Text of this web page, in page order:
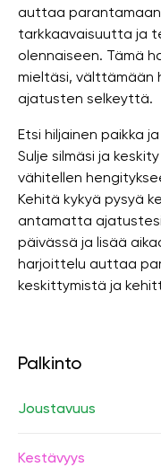
auttaa parantamaan
tarkkaavaisuutta ja
olennaiseen. Tämä
mieltäsi, välttämään
ajatusten selkeyttä.
Etsi hiljainen paikka
Sulje silmäsi ja
vähitellen
Kehitä kykyä pysyä
antamatta ajatustesi
päivässä ja lisää
harjoittelu auttaa
keskittymistä ja
Palkinto
Joustavuus
Kestävyys